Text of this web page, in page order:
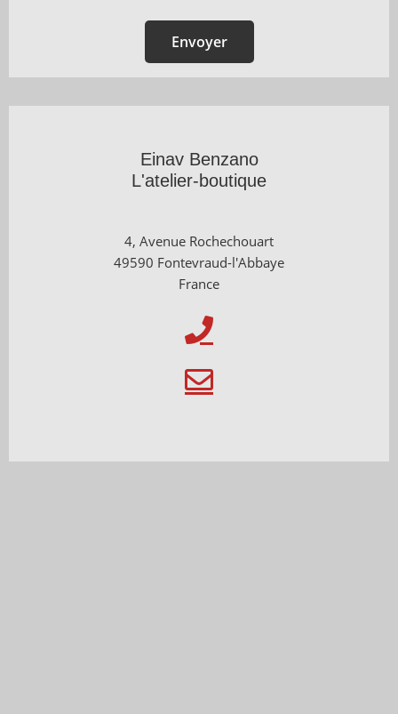
Einav Benzano
L'atelier-boutique
4, Avenue Rochechouart
49590 Fontevraud-l'Abbaye
France